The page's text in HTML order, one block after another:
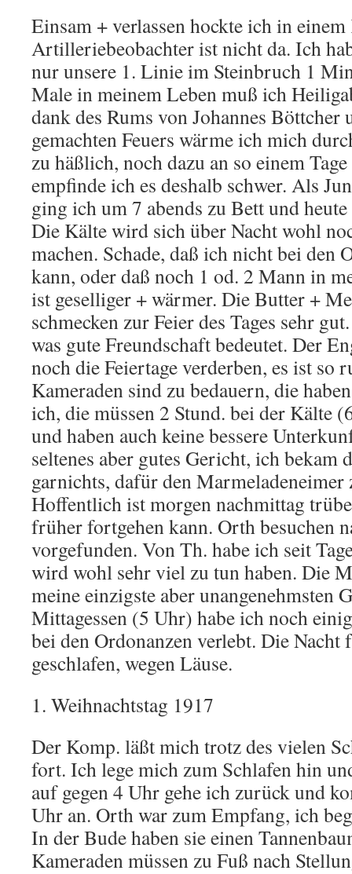
Einsam + verlassen hockte ich in
Artilleriebeobachter ist nicht da. Ich
nur unsere 1. Linie im Steinbruch 1
Male in meinem Leben muß ich
dank des Rums von Johannes Böttcher
gemachten Feuers wärme ich mich
zu häßlich, noch dazu an so einem
empfinde ich es deshalb schwer. Als
ging ich um 7 abends zu Bett und
Die Kälte wird sich über Nacht wohl
machen. Schade, daß ich nicht bei den
kann, oder daß noch 1 od. 2 Mann in
ist geselliger + wärmer. Die Butter +
schmecken zur Feier des Tages sehr
was gute Freundschaft bedeutet. Der
noch die Feiertage verderben, es ist so
Kameraden sind zu bedauern, die
ich, die müssen 2 Stund. bei der Kälte
und haben auch keine bessere
seltenes aber gutes Gericht, ich bekam
garnichts, dafür den Marmeladeneimer
Hoffentlich ist morgen nachmittag
früher fortgehen kann. Orth besuchen
vorgefunden. Von Th. habe ich seit
wird wohl sehr viel zu tun haben. Die
meine einzigste aber unangenehmsten
Mittagessen (5 Uhr) habe ich noch
bei den Ordonanzen verlebt. Die Nacht
geschlafen, wegen Läuse.
1. Weihnachtstag 1917
Der Komp. läßt mich trotz des vielen
fort. Ich lege mich zum Schlafen hin
auf gegen 4 Uhr gehe ich zurück und
Uhr an. Orth war zum Empfang, ich
In der Bude haben sie einen
Kameraden müssen zu Fuß nach